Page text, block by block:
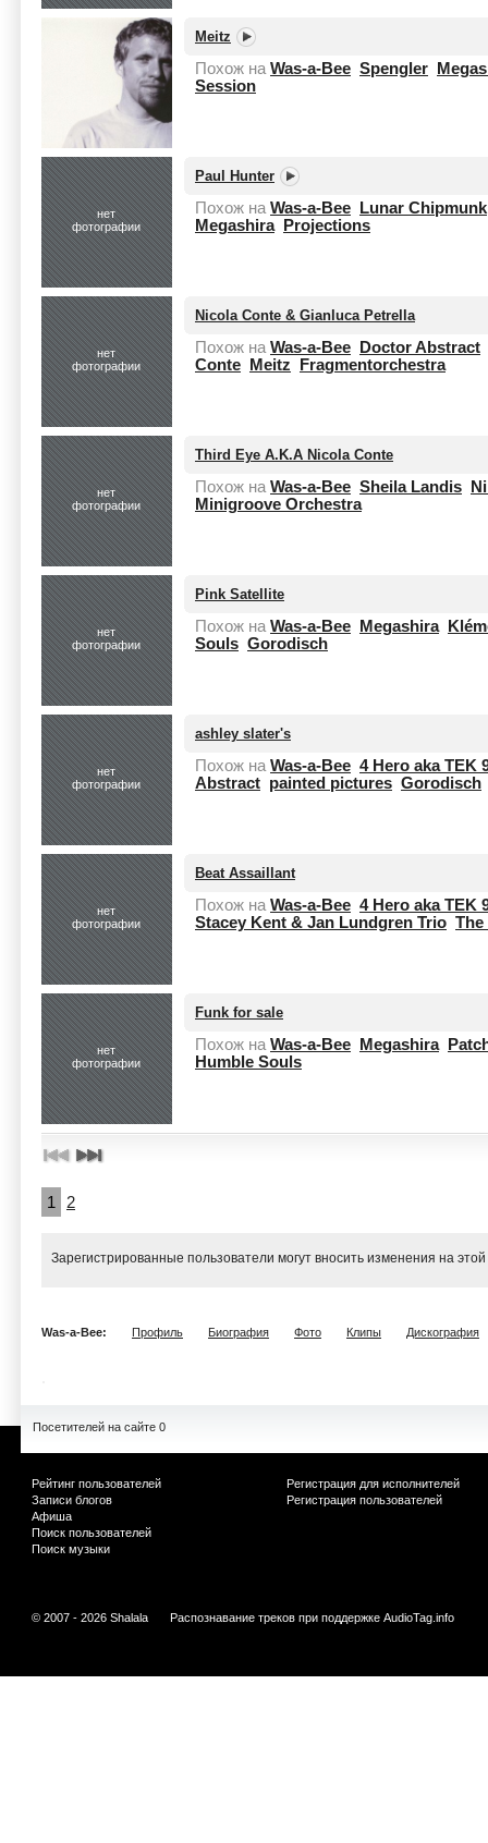
Meitz
Похож на Was-a-Bee Spengler
Session
нет
фотографии
Paul Hunter
Похож на Was-a-Bee
Lunar Chipmunk
Megashira
Projections
нет
фотографии
Nicola Conte & Gianluca Petrella
Похож на Was-a-Bee
Doctor Abstract
Conte
Meitz Fragmentorchestra
нет
фотографии
Third Eye A.K.A Nicola Conte
Похож на Was-a-Bee Sheila Landis
Minigroove Orchestra
нет
фотографии
Pink Satellite
Похож на Was-a-Bee Megashira
Souls Gorodisch
нет
фотографии
ashley slater's
Похож на Was-a-Bee 4 Hero aka TEK
Abstract painted pictures Gorodisch
нет
фотографии
Beat Assaillant
Похож на Was-a-Bee 4 Hero aka TEK
Stacey Kent & Jan Lundgren Trio The
нет
фотографии
Funk for sale
Похож на Was-a-Bee Megashira
Humble Souls
1 2
Зарегистрированные пользователи могут вносить изменения на
Was-a-Bee: Профиль Биография Фото Клипы Дискография
Посетителей на сайте 0
Рейтинг пользователей
Записи блогов
Афиша
Поиск пользователей
Поиск музыки
Регистрация для исполнителей
Регистрация пользователей
© 2007 - 2026 Shalala Распознавание треков при поддержке AudioTag.info